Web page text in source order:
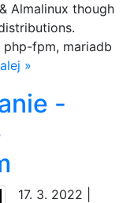
Almalinux though
php-fpm, mariadb
»
-
17. 3. 2022 |